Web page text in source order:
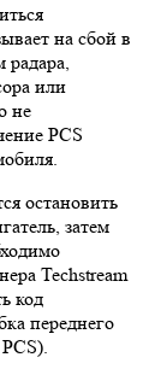
на сбой в
радара,
или
не
PCS
остановить
затем
Techstream
код
переднего